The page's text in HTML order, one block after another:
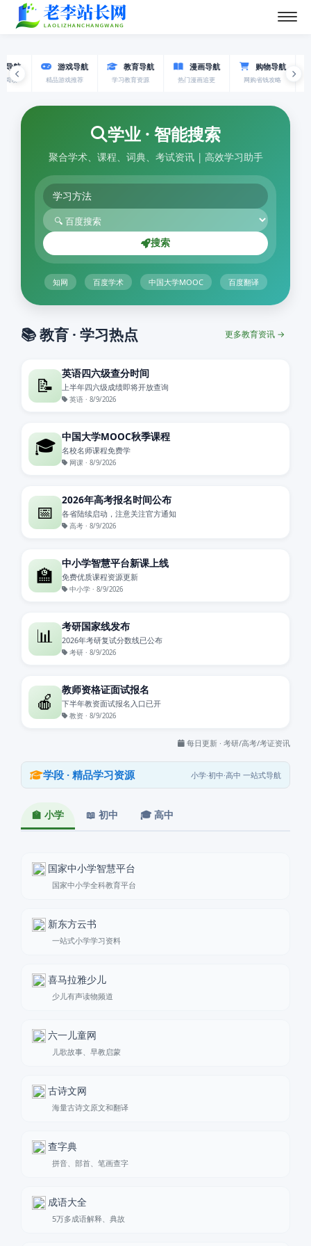
游戏导航
精品游戏推荐
教育导航
学习教育资源
漫画导航
热门漫画追更
购物导航
网购省钱攻略
学业 · 智能搜索
聚合学术、课程、词典、考试资讯 | 高效学习助手
搜索
知网 百度学术 中国大学MOOC 百度翻译
📚 教育 · 学习热点 更多教育资讯 →
📝
英语四六级查分时间
上半年四六级成绩即将开放查询
英语 · 8/9/2026
🎓 中国大学MOOC秋季课程
名校名师课程免费学
网课 · 8/9/2026
📅
2026年高考报名时间公布
各省陆续启动，注意关注官方通知
高考 · 8/9/2026
🏫
中小学智慧平台新课上线
免费优质课程资源更新
中小学 · 8/9/2026
📊 考研国家线发布
2026年考研复试分数线已公布
考研 · 8/9/2026
🍎
教师资格证面试报名
下半年教资面试报名入口已开
教资 · 8/9/2026
每日更新 · 考研/高考/考证资讯
学段 · 精品学习资源 小学·初中·高中 一站式导航
🏫 小学 📖 初中 🎓 高中
国家中小学智慧平台
国家中小学全科教育平台
新东方云书
一站式小学学习资料
喜马拉雅少儿
少儿有声读物频道
六一儿童网
儿歌故事、早教启蒙
古诗文网
海量古诗文原文和翻译
查字典
拼音、部首、笔画查字
成语大全
5万多成语解释、典故